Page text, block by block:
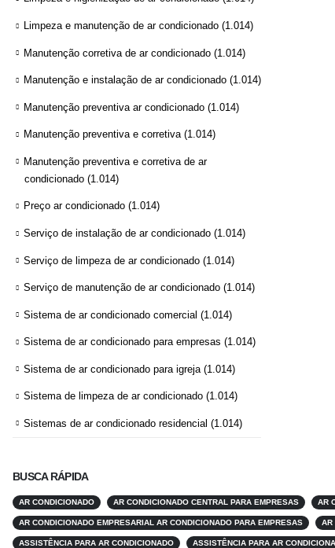
Limpeza e manutenção de ar condicionado (1.014)
Manutenção corretiva de ar condicionado (1.014)
Manutenção e instalação de ar condicionado (1.014)
Manutenção preventiva ar condicionado (1.014)
Manutenção preventiva e corretiva(1.014)
Manutenção preventiva e corretiva de ar
condicionado (1.014)
Preço ar condicionado (1.014)
Serviço de instalação de ar condicionado (1.014)
Serviço de limpeza de ar condicionado (1.014)
Serviço de manutenção de ar condicionado (1.014)
Sistema de ar condicionado comercial (1.014)
Sistema de ar condicionado para empresas (1.014)
Sistema de ar condicionado para igreja (1.014)
Sistema de limpeza de ar condicionado (1.014)
Sistemas de ar condicionado residencial (1.014)
BUSCA RÁPIDA
AR CONDICIONADO AR CONDICIONADO CENTRAL PARA EMPRESAS AR
AR CONDICIONADO EMPRESARIAL AR CONDICIONADO PARA EMPRESAS AR
ASSISTÊNCIA PARA AR CONDICIONADO ASSISTÊNCIA PARA AR